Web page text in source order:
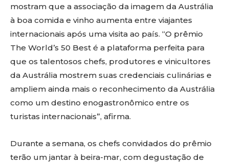
mostram que a associação da imagem da Austrália
à boa comida e vinho aumenta entre viajantes
internacionais após uma visita ao país. “O prêmio
The World’s 50 Best é a plataforma perfeita para
que os talentosos chefs, produtores e vinicultores
da Austrália mostrem suas credenciais culinárias e
ampliem ainda mais o reconhecimento da Austrália
como um destino enogastronômico entre os
turistas internacionais”, afirma.
Durante a semana, os chefs convidados do prêmio
terão um jantar à beira-mar, com degustação de